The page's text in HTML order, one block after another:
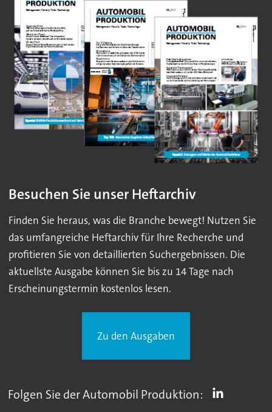
Besuchen Sie unser Heftarchiv
Finden Sie heraus, was die Branche bewegt! Nutzen Sie
das umfangreiche Heftarchiv für Ihre Recherche und
profitieren Sie von detaillierten Suchergebnissen. Die
aktuellste Ausgabe können Sie bis zu 14 Tage nach
Erscheinungstermin kostenlos lesen.
Zu den Ausgaben
Folgen Sie der Automobil Produktion: